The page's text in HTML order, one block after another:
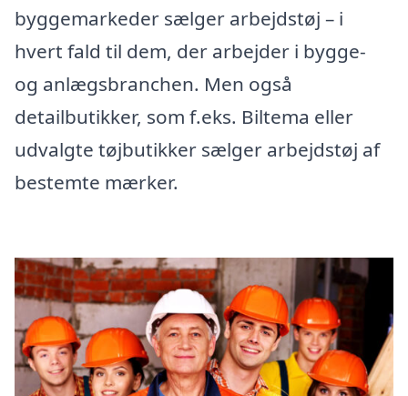
byggemarkeder sælger arbejdstøj – i
hvert fald til dem, der arbejder i bygge-
og anlægsbranchen. Men også
detailbutikker, som f.eks. Biltema eller
udvalgte tøjbutikker sælger arbejdstøj af
bestemte mærker.